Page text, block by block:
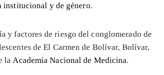
institucional y de género.
y factores de riesgo del conglomerado de
de El Carmen de Bolívar, Bolívar,
laAcademia Nacional de Medicina.